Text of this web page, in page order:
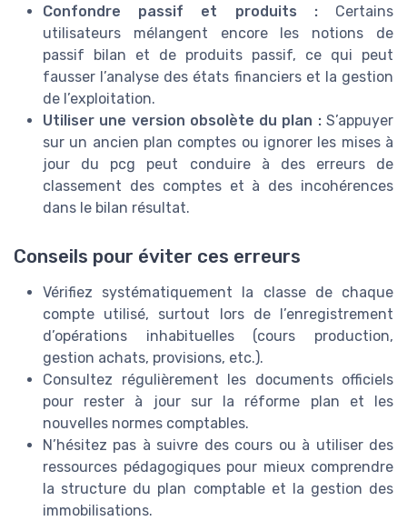
Confondre passif et produits :Certains
utilisateurs mélangent encore les notions de
passif bilan et de produits passif, ce qui peut
fausser l’analyse des états financiers et la gestion
de l’exploitation.
Utiliser une version obsolète du plan :S’appuyer
sur un ancien plan comptes ou ignorer les mises à
jour du pcg peut conduire à des erreurs de
classement des comptes et à des incohérences
dans le bilan résultat.
Conseils pour éviter ces erreurs
Vérifiez systématiquement la classe de chaque
compte utilisé, surtout lors de l’enregistrement
d’opérations inhabituelles (cours production,
gestion achats, provisions, etc.).
Consultez régulièrement les documents officiels
pour rester à jour sur la réforme plan et les
nouvelles normes comptables.
N’hésitez pas à suivre des cours ou à utiliser des
ressources pédagogiques pour mieux comprendre
la structure du plan comptable et la gestion des
immobilisations.